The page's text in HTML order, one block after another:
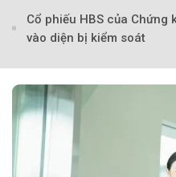
Cổ phiếu HBS của
vào diện bị kiểm soát